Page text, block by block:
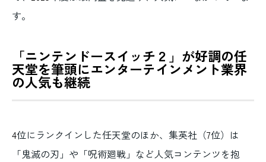
す。
「ニンテンドースイッチ２」が好調の任
天堂を筆頭にエンターテインメント業界
の人気も継続
4位にランクインした任天堂のほか、集英社（7位）は
「鬼滅の刃」や「呪術廻戦」など人気コンテンツを抱